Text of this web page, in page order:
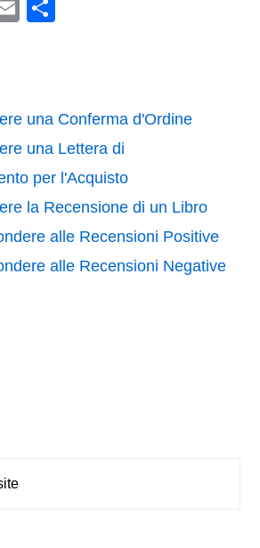
E
vi
di
una Conferma d'Ordine
una Lettera di
per l'Acquisto
la Recensione di un Libro
alle Recensioni Positive
alle Recensioni Negative